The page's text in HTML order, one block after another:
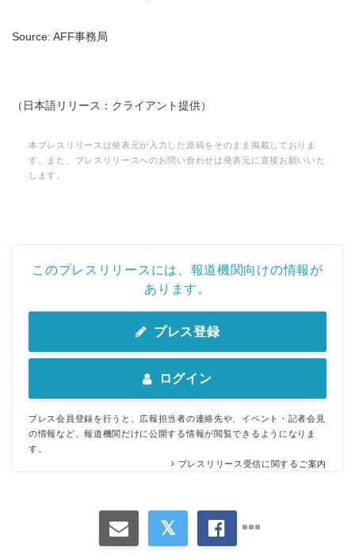
Source: AFF事務局
（日本語リリース：クライアント提供）
本プレスリリースは発表元が入力した原稿をそのまま掲載しておりま
す。また、プレスリリースへのお問い合わせは発表元に直接お願いいた
します。
このプレスリリースには、報道機関向けの情報が
あります。
プレス登録
ログイン
プレス会員登録を行うと、広報担当者の連絡先や、イベント・記者会見
の情報など、報道機関だけに公開する情報が閲覧できるようになりま
す。
プレスリリース受信に関するご案内